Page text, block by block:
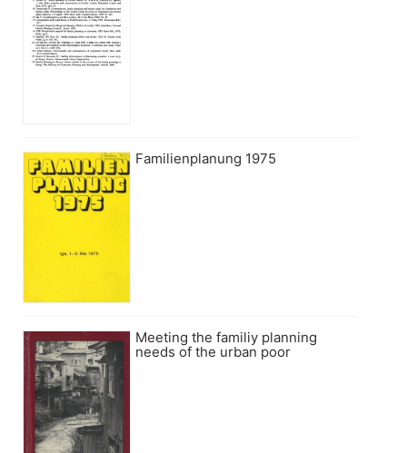
Familienplanung 1975
Meeting the familiy planning
needs of the urban poor